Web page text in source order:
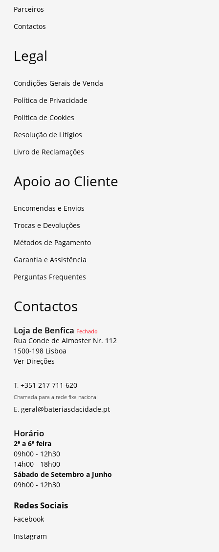
Parceiros
Contactos
Legal
Condições Gerais de Venda
Política de Privacidade
Política de Cookies
Resolução de Litígios
Livro de Reclamações
Apoio ao Cliente
Encomendas e Envios
Trocas e Devoluções
Métodos de Pagamento
Garantia e Assistência
Perguntas Frequentes
Contactos
Loja de Benfica Fechado
Rua Conde de Almoster Nr. 112
1500-198 Lisboa
Ver Direções
T. +351 217 711 620
Chamada para a rede fixa nacional
E. geral@bateriasdacidade.pt
Horário
2ª a 6ª feira
09h00 - 12h30
14h00 - 18h00
Sábado de Setembro a Junho
09h00 - 12h30
Redes Sociais
Facebook
Instagram